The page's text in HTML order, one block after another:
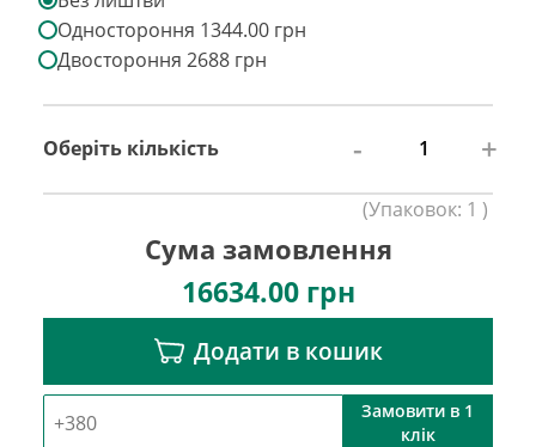
Одностороння 1344.00 грн
Двостороння 2688 грн
Оберіть кількість - +
(Упаковок: 1 )
Сума замовлення
16634.00грн
Додати в кошик
Замовити в 1
клік